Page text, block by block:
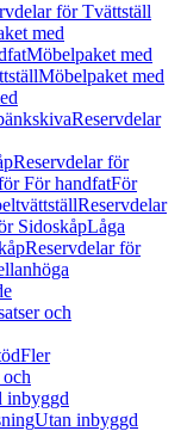
för Tvättställ
med
Möbelpaket med
Möbelpaket med
Reservdelar
Reservdelar för
För handfatFör
Reservdelar
SidoskåpLåga
Reservdelar för
och
Fler
inbyggd
Utan inbyggd